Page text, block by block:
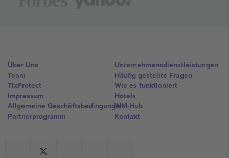
Über Uns
Team
TixProtect
Impressum
Allgemeine Geschäftsbedingungen
Partnerprogramm
Unternehmensdienstleistungen
Häufig gestellte Fragen
Wie es funktioniert
Hotels
WM-Hub
Kontakt